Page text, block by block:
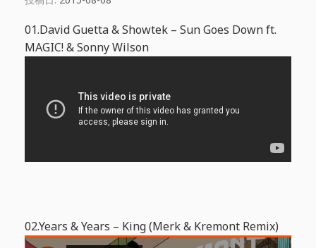
01.David Guetta & Showtek – Sun Goes Down ft.
MAGIC! & Sonny Wilson
02.Years & Years – King (Merk & Kremont Remix)